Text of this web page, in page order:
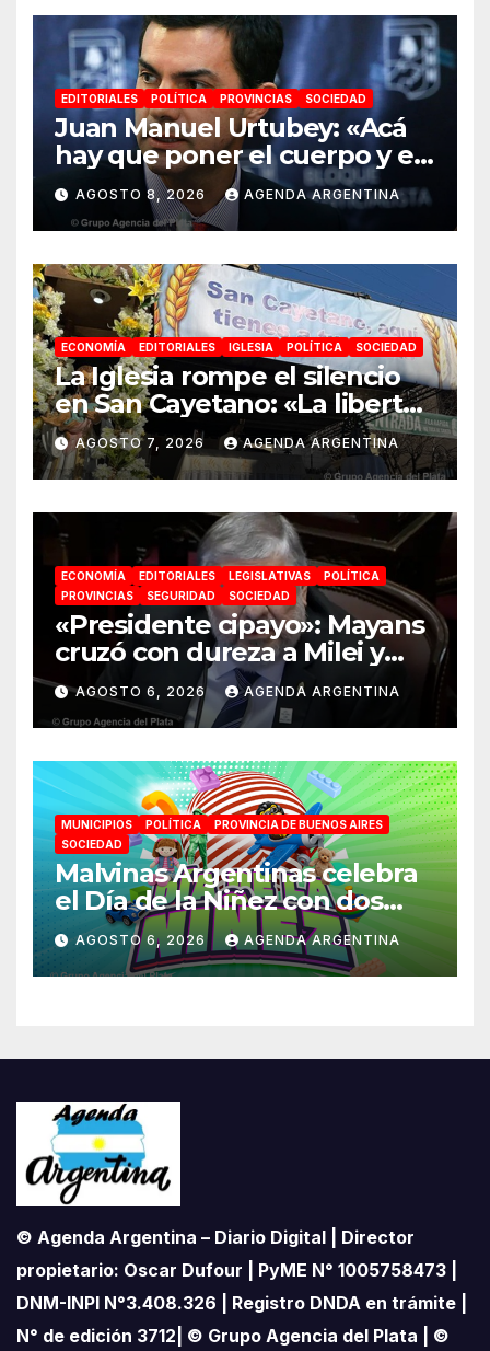
EDITORIALES POLÍTICA PROVINCIAS SOCIEDAD
Juan Manuel Urtubey: «Acá
hay que poner el cuerpo y el
alma. La Argentina tiene que
ir a la construcción de un
proyecto nacional»
AGOSTO 8, 2026 AGENDA ARGENTINA
ECONOMÍA EDITORIALES IGLESIA POLÍTICA SOCIEDAD
La Iglesia rompe el silencio
en San Cayetano: «La libertad
económica no puede ser
absoluta»
AGOSTO 7, 2026 AGENDA ARGENTINA
ECONOMÍA EDITORIALES LEGISLATIVAS
POLÍTICA
PROVINCIAS
SEGURIDAD SOCIEDAD
«Presidente cipayo»: Mayans
cruzó con dureza a Milei y
advirtió sobre un juicio
político por traición a la
Patria
AGOSTO 6, 2026 AGENDA ARGENTINA
MUNICIPIOS POLÍTICA
PROVINCIA DE BUENOS AIRES
SOCIEDAD
Malvinas Argentinas celebra
el Día de la Niñez con dos
jornadas de juegos,
espectáculos y actividades
para toda la familia
AGOSTO 6, 2026 AGENDA ARGENTINA
© Agenda Argentina – Diario Digital | Director
propietario: Oscar Dufour | PyME N° 1005758473 |
DNM-INPI N°3.408.326 | Registro DNDA en trámite |
N° de edición 3712| © Grupo Agencia del Plata | ©